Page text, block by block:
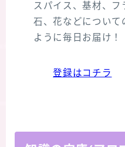
スパイス、基材、
石、花などについて
ように毎日お届け！
登録はコチラ